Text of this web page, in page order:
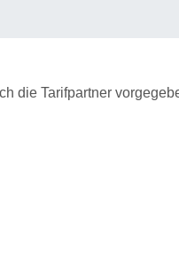
die Tarifpartner